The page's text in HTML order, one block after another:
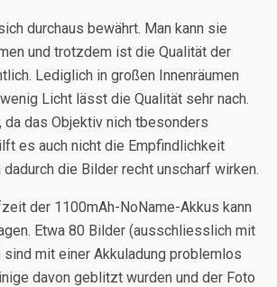
durchaus bewährt. Man kann sie
und trotzdem ist die Qualität der
Lediglich in großen Innenräumen
Licht lässt die Qualität sehr nach.
da das Objektiv nich tbesonders
es auch nicht die Empfindlichkeit
dadurch die Bilder recht unscharf wirken.
der 1100mAh-NoName-Akkus kann
Etwa 80 Bilder (ausschliesslich mit
mit einer Akkuladung problemlos
davon geblitzt wurden und der Foto